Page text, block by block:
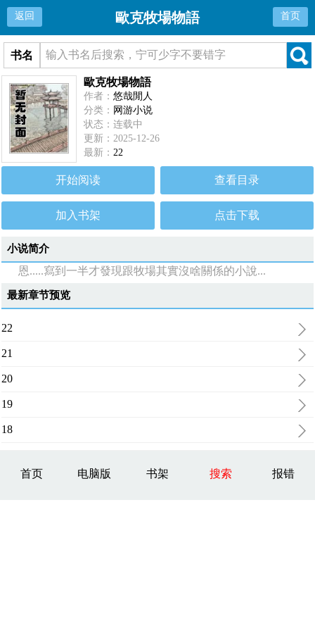
返回 歐克牧場物語 首页
书名
歐克牧場物語
作者：悠哉閒人
分类： 网游小说
状态：连载中
更新：2025-12-26
最新：22
开始阅读 查看目录
加入书架 点击下载
小说简介
恩.....寫到一半才發現跟牧場其實沒啥關係的小說...
最新章节预览
22
21
20
19
18
首页 电脑版 书架 搜索 报错